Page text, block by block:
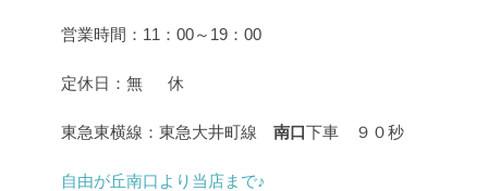
営業時間：11：00～19：00
定休日：無 休
東急東横線：東急大井町線 南口下車 ９０秒
自由が丘南口より当店まで♪